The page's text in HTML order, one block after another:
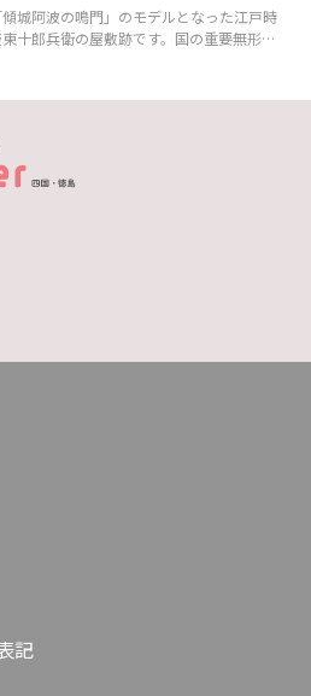
トのほか、ふもとの阿波おどり会館から
ウェイがあります。
城阿波の鳴門」のモデルとなった江戸時
十郎兵衛の屋敷跡です。国の重要無形民
人形の動きに引き込まれる約30分の鑑賞
代に藍の取り引きによって花開いた豊か
能が今も息づいています。【有料】
記